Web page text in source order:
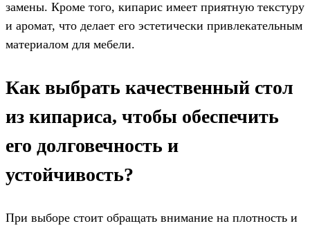
замены. Кроме того, кипарис имеет приятную текстуру
и аромат, что делает его эстетически привлекательным
материалом для мебели.
Как выбрать качественный стол
из кипариса, чтобы обеспечить
его долговечность и
устойчивость?
При выборе стоит обращать внимание на плотность и